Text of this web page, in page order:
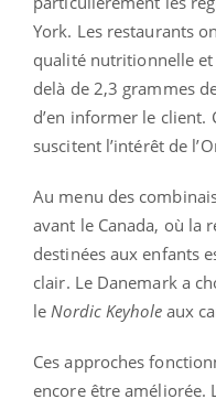
York. Les restaurants
qualité nutritionnelle et
delà de 2,3 grammes
d’en informer le client.
suscitent l’intérêt de
Au menu des
avant le Canada, où la
destinées aux enfants
clair. Le Danemark a
le Nordic Keyholeaux
Ces approches
encore être améliorée.